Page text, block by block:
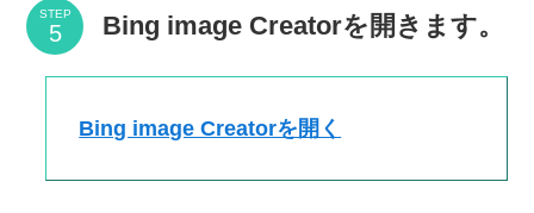
STEP Bing image Creatorを開きます。
Bing image Creatorを開く